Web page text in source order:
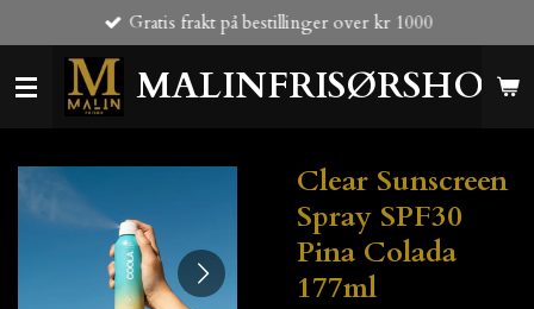
til
hovedinnhold
MALINFRISØRSHOP
Gratis frakt på bestillinger over kr 1000
Clear Sunscreen
Spray SPF30
Pina Colada
177ml